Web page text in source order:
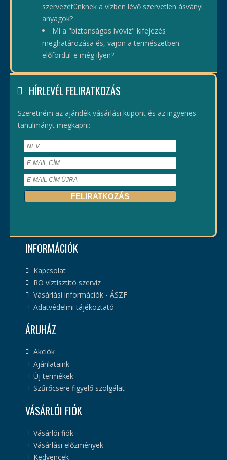
szervezetünknek a vízben lévő szervetlen ásványi
anyagok?
Mi a "biztonságos ivóvíz" kifejezés
meghatározása és, vajon a természetben
előfordul-e még ilyen?
HÍRLEVÉL FELIRATKOZÁS
Szeretném az ajándék vásárlási kupont és az ingyenes
tanulmányt megkapni:
INFORMÁCIÓK
Kapcsolat
RO víztisztító szerviz
Vásárlási információk - ÁSZF
Adatvédelmi tájékoztató
ÁRUHÁZ
Akciók
Ajánlataink
Új termékek
Szűrőcsere figyelő szolgálat
VÁSÁRLÓI FIÓK
Vásárlói fiók
Vásárlási előzmények
Kedvencek